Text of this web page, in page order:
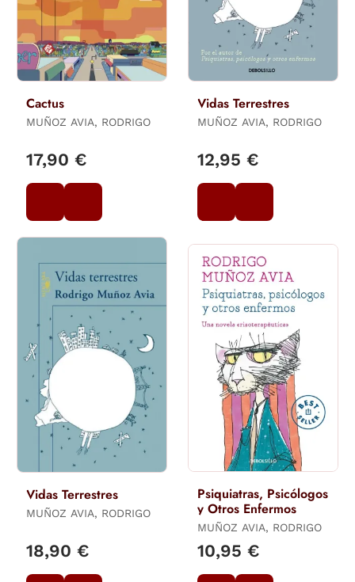
Cactus
MUÑOZ AVIA, RODRIGO
17,90 €
Vidas Terrestres
MUÑOZ AVIA, RODRIGO
12,95 €
Vidas Terrestres
MUÑOZ AVIA, RODRIGO
18,90 €
Psiquiatras, Psicólogos
y Otros Enfermos
MUÑOZ AVIA, RODRIGO
10,95 €